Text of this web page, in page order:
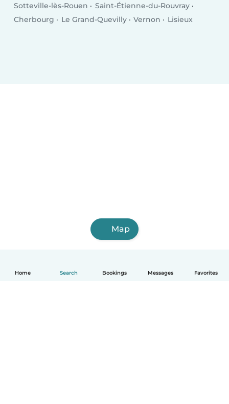
Home Search Bookings Messages Favorites
Sotteville-lès-Rouen
Saint-Étienne-du-Rouvray
Cherbourg
Le Grand-Quevilly Vernon Lisieux
Map